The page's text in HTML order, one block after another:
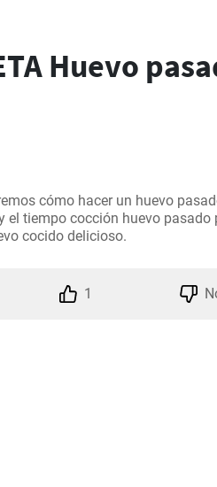
Huevo
cómo hacer un huevo
el tiempo cocción huevo pasado
cocido delicioso.
1